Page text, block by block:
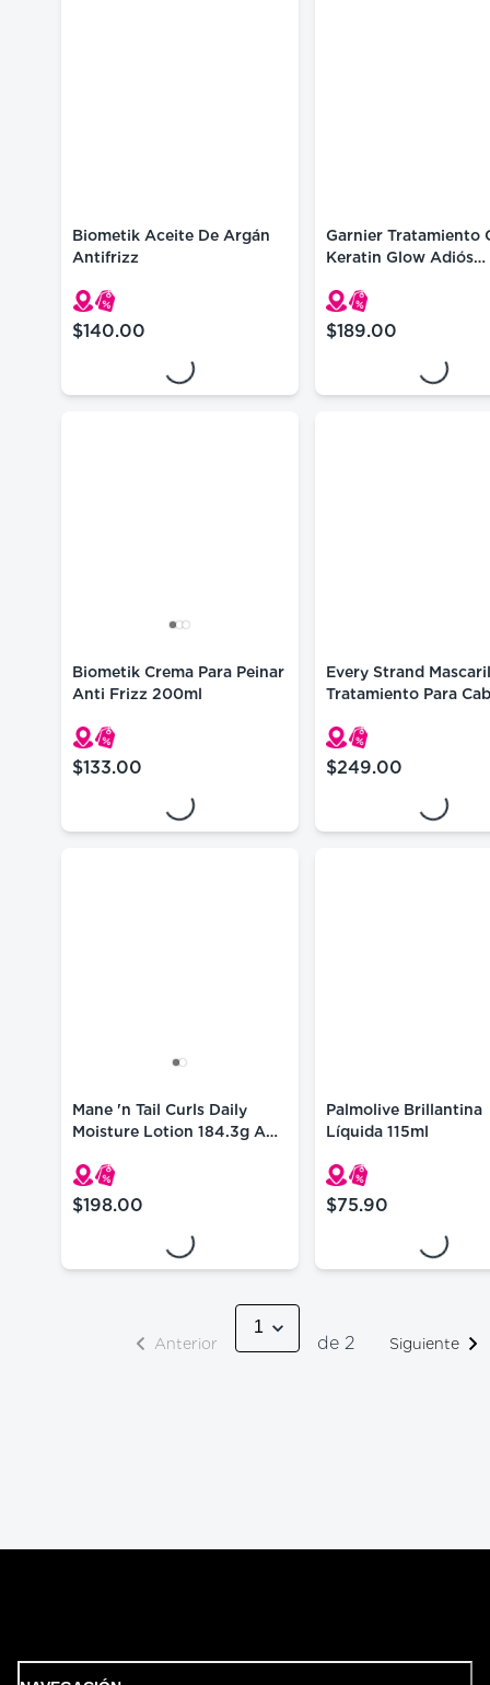
Biometik Aceite De Argán
Antifrizz
$140.00
precio actual $140.00
Loading...
Garnier Tratamiento
Keratin Glow Adiós
$189.00
precio actual
Loading...
Biometik Crema Para Peinar
Anti Frizz 200ml
$133.00
precio actual $133.00
Loading...
Every Strand
Tratamiento Para
$249.00
precio actual
Loading...
Mane 'n Tail Curls Daily
Moisture Lotion 184.3g Anti
$198.00
precio actual $198.00
Loading...
Palmolive Brillantina
Líquida 115ml
$75.90
precio actual
Loading...
Anterior de 2 Siguiente